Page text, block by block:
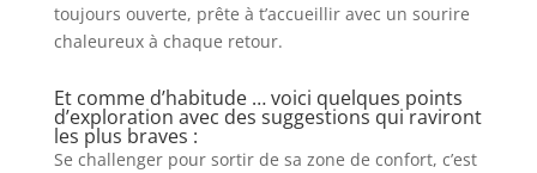
toujours ouverte, prête à t’accueillir avec un sourire
chaleureux à chaque retour.
Et comme d’habitude … voici quelques points
d’exploration avec des suggestions qui raviront
les plus braves :
Se challenger pour sortir de sa zone de confort, c’est